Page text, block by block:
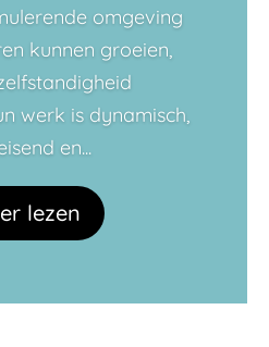
omgeving
kunnen groeien,
werk is dynamisch,
en...
lezen